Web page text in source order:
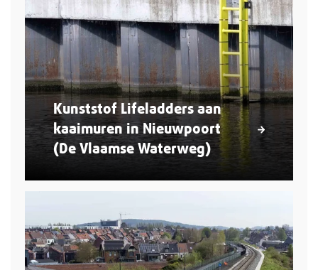
Kunststof Lifeladders aan
kaaimuren in Nieuwpoort
(De Vlaamse Waterweg)